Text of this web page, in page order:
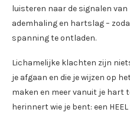
luisteren naar de signalen
ademhaling en hartslag –
spanning te ontladen.
Lichamelijke klachten zijn
je afgaan en die je wijzen op
maken en meer vanuit je hart
herinnert wie je bent: een